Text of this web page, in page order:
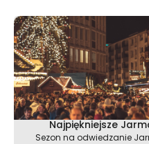
Najpiękniejsze
Sezon na odwiedzanie